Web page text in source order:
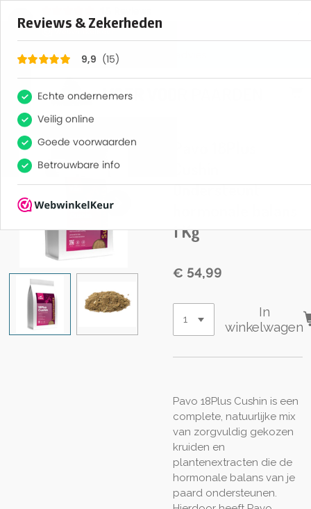
9,9
VOER VOOR PAARDEN
Ondersteunt
1 Kg
€ 54,99
In
winkelwagen
Pavo 18Plus Cushin is een
complete, natuurlijke mix
van zorgvuldig gekozen
kruiden en
plantenextracten die de
hormonale balans van je
paard ondersteunen.